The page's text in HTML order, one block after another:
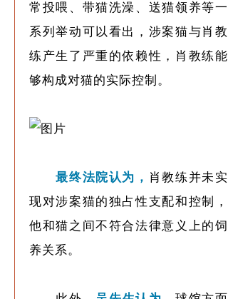
常投喂、带猫洗澡、送猫领养等一
系列举动可以看出，涉案猫与肖教
练产生了严重的依赖性，肖教练能
够构成对猫的实际控制。
最终法院认为， 肖教练并未实
现对涉案猫的独占性支配和控制，
他和猫之间不符合法律意义上的饲
养关系。